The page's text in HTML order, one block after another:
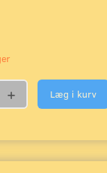
Læg i kurv